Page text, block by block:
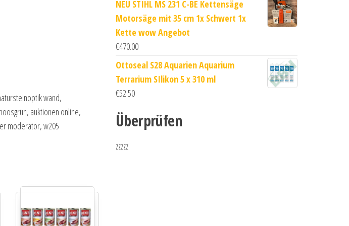
wand,
auktionen online,
moderator, w205
NEU STIHL MS 231 C-BE Kettensäge
Motorsäge mit 35 cm 1x Schwert 1x
Kette wow Angebot
€470.00
Ottoseal S28 Aquarien Aquarium
Terrarium SIlikon 5 x 310 ml
€52.50
Überprüfen
zzzzz